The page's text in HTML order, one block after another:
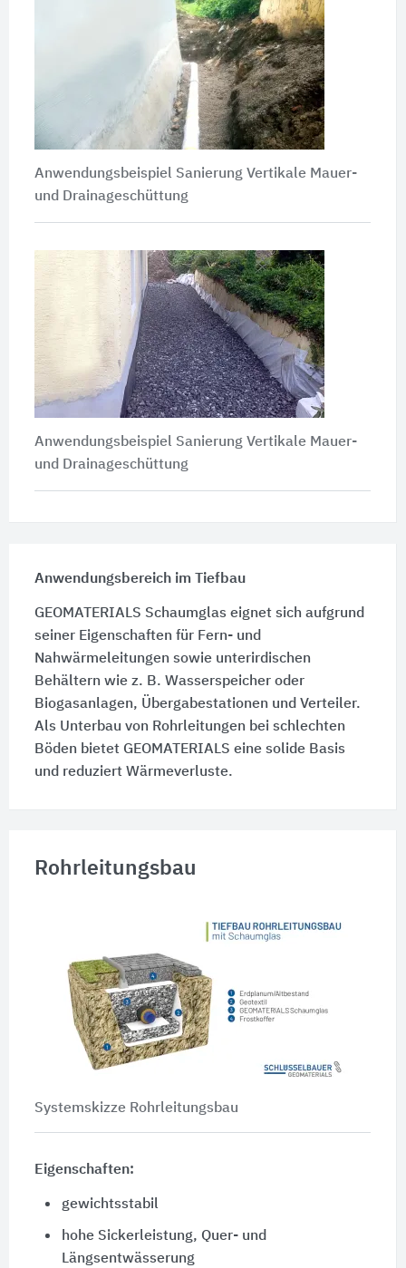
Anwendungsbeispiel Sanierung Vertikale Mauer-
und Drainageschüttung
Anwendungsbeispiel Sanierung Vertikale Mauer-
und Drainageschüttung
Anwendungsbereich im Tiefbau
GEOMATERIALS Schaumglas eignet sich aufgrund
seiner Eigenschaften für Fern- und
Nahwärmeleitungen sowie unterirdischen
Behältern wie z. B. Wasserspeicher oder
Biogasanlagen, Übergabestationen und Verteiler.
Als Unterbau von Rohrleitungen bei schlechten
Böden bietet GEOMATERIALS eine solide Basis
und reduziert Wärmeverluste.
Rohrleitungsbau
Systemskizze Rohrleitungsbau
Eigenschaften:
gewichtsstabil
hohe Sickerleistung, Quer- und
Längsentwässerung